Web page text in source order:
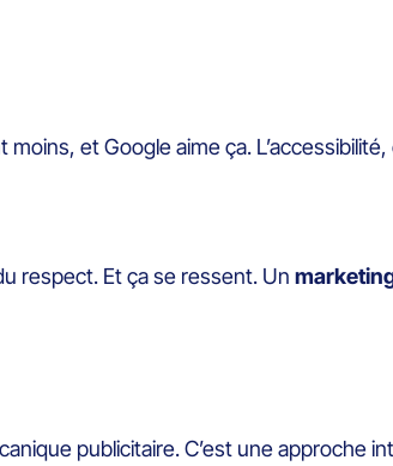
et Google aime ça. L’accessibilité,
respect. Et ça se ressent. Un
publicitaire. C’est une approche